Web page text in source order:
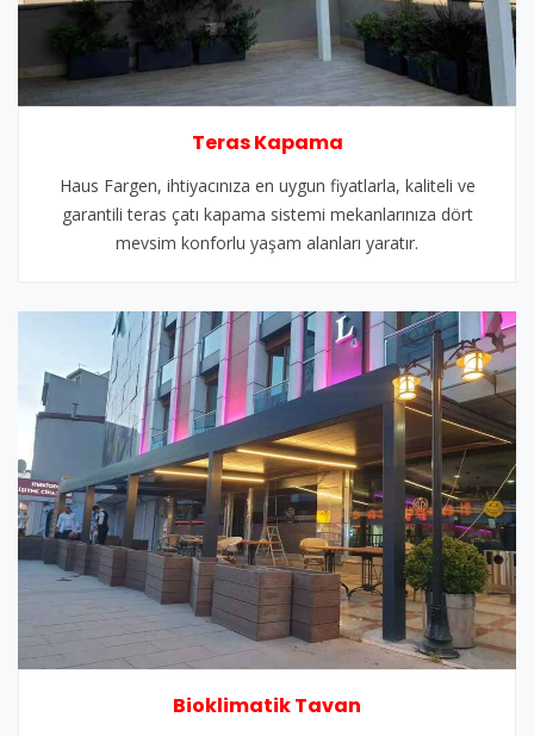
Teras Kapama
Haus Fargen, ihtiyacınıza en uygun fiyatlarla, kaliteli ve
garantili teras çatı kapama sistemi mekanlarınıza dört
mevsim konforlu yaşam alanları yaratır.
Bioklimatik Tavan